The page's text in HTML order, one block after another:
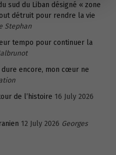
sud du Liban désigné « zone
détruit pour rendre la vie
Stephan
tempo pour continuer la
dure encore, mon cœur ne
de l’histoire 16 July 2026
12 July 2026 Georges